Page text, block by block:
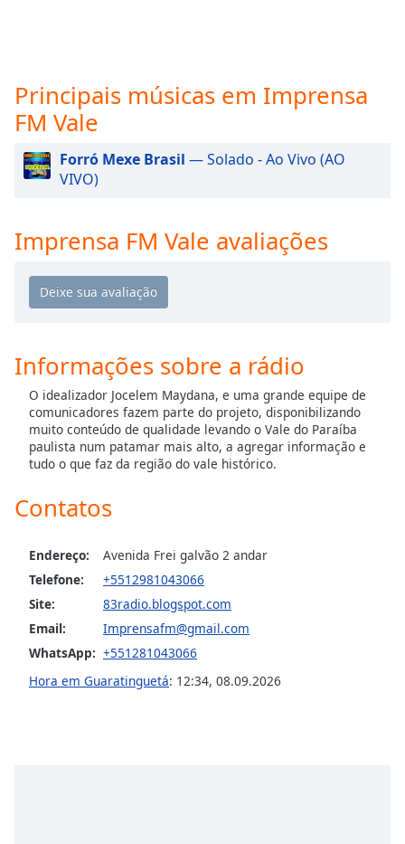
subtitles
off,
selected
Audio
in-
Picture
window.
Beginning
dialog
window.
will
window.
Principais músicas em Imprensa
FM Vale
Forró Mexe Brasil — Solado - Ao Vivo (AO
VIVO)
Imprensa FM Vale avaliações
Informações sobre a rádio
O idealizador Jocelem Maydana, e uma grande equipe de
comunicadores fazem parte do projeto, disponibilizando
muito conteúdo de qualidade levando o Vale do Paraíba
paulista num patamar mais alto, a agregar informação e
tudo o que faz da região do vale histórico.
Contatos
Endereço:
Avenida Frei galvão 2 andar
Telefone:
+5512981043066
Site:
83radio.blogspot.com
Email:
Imprensafm@gmail.com
WhatsApp: +551281043066
Hora em Guaratinguetá: 12:34, 08.09.2026